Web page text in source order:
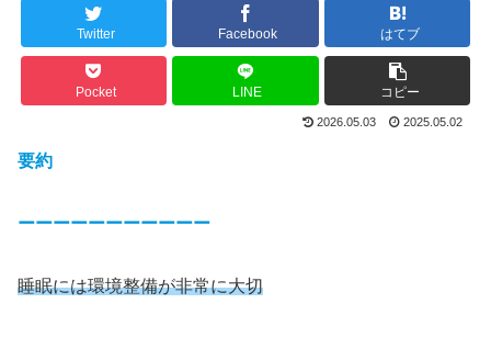
Twitter Facebook はてブ
Pocket LINE コピー
2026.05.03 2025.05.02
要約
ーーーーーーーーーーー
睡眠には環境整備が非常に大切